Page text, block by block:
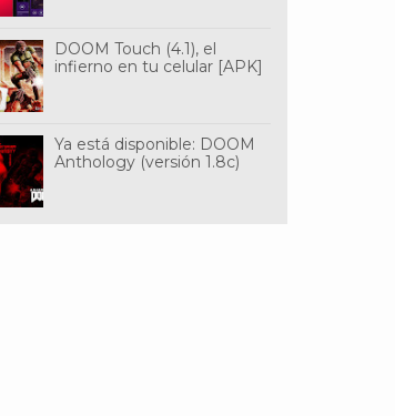
DOOM Touch (4.1), el
infierno en tu celular [APK]
Ya está disponible: DOOM
Anthology (versión 1.8c)